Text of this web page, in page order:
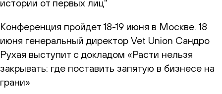
истории от первых лиц"
Конференция пройдет 18-19 июня в Москве. 18
июня генеральный директор Vet Union Сандро
Рухая выступит с докладом «Расти нельзя
закрывать: где поставить запятую в бизнесе на
грани»